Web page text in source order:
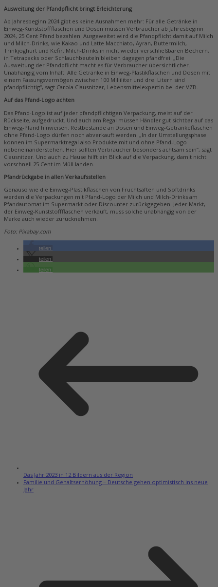
Ausweitung der Pfandpflicht bringt Erleichterung
Ab Jahresbeginn 2024 gibt es keine Ausnahmen mehr: Für alle Getränke in
Einweg-Kunststoffflaschen und Dosen müssen Verbraucher ab Jahresbeginn
2024, 25 Cent Pfand bezahlen. Ausgeweitet wird die Pfandpflicht damit auf Milch
und Milch-Drinks, wie Kakao und Latte Macchiato, Ayran, Buttermilch,
Trinkjoghurt und Kefir. Milch-Drinks in nicht wieder verschließbaren Bechern,
in Tetrapacks oder Schlauchbeuteln bleiben dagegen pfandfrei. „Die
Ausweitung der Pfandpflicht macht es für Verbraucher übersichtlicher.
Unabhängig vom Inhalt: Alle Getränke in Einweg-Plastikflaschen und Dosen mit
einem Fassungsvermögen zwischen 100 Milliliter und drei Litern sind
pfandpflichtig“, sagt Carola Clausnitzer, Lebensmittelexpertin bei der VZB.
Auf das Pfand-Logo achten
Das Pfand-Logo ist auf jeder pfandpflichtigen Verpackung, meist auf der
Rückseite, aufgedruckt. Und auch am Regal müssen Händler gut sichtbar auf das
Einweg-Pfand hinweisen. Restbestände an Dosen und Einweg-Getränkeflaschen
ohne Pfand-Logo dürfen noch abverkauft werden. „In der Umstellungsphase
können im Supermarktregal also Produkte mit und ohne Pfand-Logo
nebeneinanderstehen. Hier sollten Verbraucher besonders achtsam sein“, sagt
Clausnitzer. Und auch zu Hause hilft ein Blick auf die Verpackung, damit nicht
vorschnell 25 Cent im Müll landen.
Pfandrückgabe in allen Verkaufsstellen
Genauso wie die Einweg-Plastikflaschen von Fruchtsäften und Softdrinks
werden die Verpackungen mit Pfand-Logo der Milch und Milch-Drinks am
Pfandautomat im Supermarkt oder Discounter zurückgegeben. Jeder Markt,
der Einweg-Kunststoffflaschen verkauft, muss solche unabhängig von der
Marke auch wieder zurücknehmen.
Foto: Pixabay.com
teilen
teilen
teilen
Das Jahr 2023 in 12 Bildern aus der Region
Familie und Gehaltserhöhung – Deutsche gehen optimistisch ins neue
Jahr